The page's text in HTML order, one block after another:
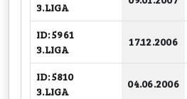
3.LIGA
ID: 5961
3.LIGA
17.12.2006
ID: 5810
3.LIGA
04.06.2006